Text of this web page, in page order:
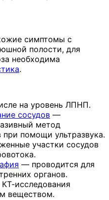
симптомы с
полости, для
необходима
.
на уровень ЛПНП.
сосудов —
метод
при помощи ультразвука.
участки сосудов
— проводится для
органов.
исследования
веществом.